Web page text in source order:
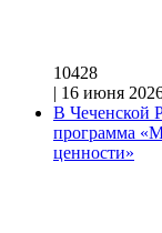
10428
| 16 июня
В Чеченской
программа
ценности»